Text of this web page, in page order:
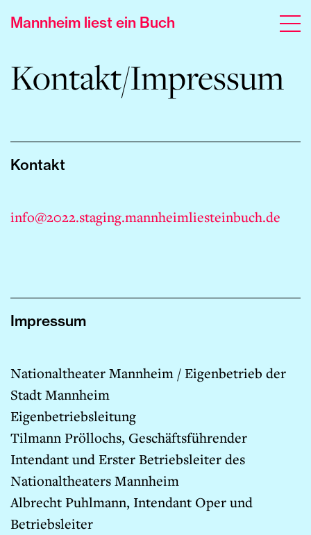
Mannheim liest ein Buch
Kontakt/Impressum
Kontakt
info@2022.staging.mannheimliesteinbuch.de
Impressum
Nationaltheater Mannheim / Eigenbetrieb der
Stadt Mannheim
Eigenbetriebsleitung
Tilmann Pröllochs, Geschäftsführender
Intendant und Erster Betriebsleiter des
Nationaltheaters Mannheim
Albrecht Puhlmann, Intendant Oper und
Betriebsleiter